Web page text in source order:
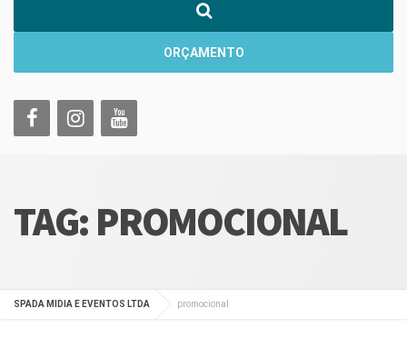
ORÇAMENTO
TAG: PROMOCIONAL
SPADA MIDIA E EVENTOS LTDA promocional